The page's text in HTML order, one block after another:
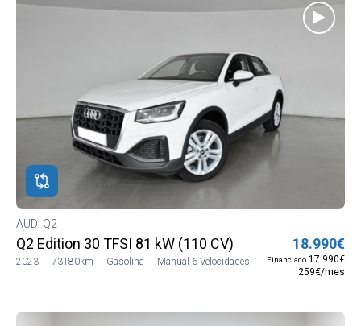
AUDI Q2
Q2 Edition 30 TFSI 81 kW (110 CV)
2023 73180km Gasolina Manual 6 Velocidades
18.990€
Financiado 17.990€
259€/mes